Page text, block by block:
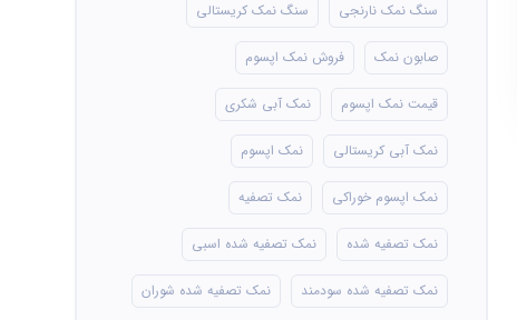
سنگ نمک نارنجی سنگ نمک کریستالی
صابون نمک فروش نمک اپسوم
قیمت نمک اپسوم نمک آبی شکری
نمک آبی کریستالی نمک اپسوم
نمک اپسوم خوراکی نمک تصفیه
نمک تصفیه شده نمک تصفیه شده اسبی
نمک تصفیه شده سودمند نمک تصفیه شده شوران